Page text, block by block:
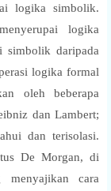
logika simbolik.
logika
simbolik daripada
logika formal
oleh beberapa
dan Lambert;
dan terisolasi.
De Morgan, di
menyajikan cara